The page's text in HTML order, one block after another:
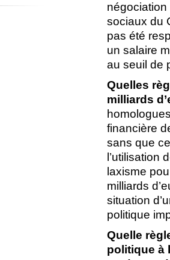
sociaux du
pas été
un salaire
au seuil de
Quelles
milliards
financière
sans que
l’utilisation
laxisme
milliards
situation
politique
Quelle
politique à